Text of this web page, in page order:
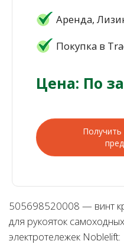
Аренда,
Покупка в
Цена: По
505698520008 — винт
для рукояток
электротележек Noblelift: